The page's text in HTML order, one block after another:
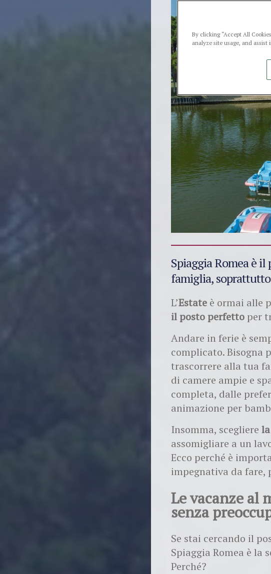
Spiaggia Romea è
famiglia,
L’Estate è ormai alle
il posto perfetto per
Andare in ferie è
complicato. Bisogna
trascorrere alla tua
di camere ampie e
completa, dalle
animazione per
Insomma, scegliere
assomigliare a un
Ecco perché è
impegnativa da fare,
Le vacanze al
senza
Se stai cercando il
Spiaggia Romea è la
Perché?
By clicking “Accept All
analyze site usage, and